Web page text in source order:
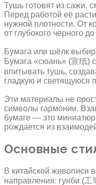
Тушь готовят из сажи,
Перед работой её
нужной плотности. От
от глубокого чёрного
Бумага или шёлк
Бумага «сюань» (宣纸)
впитывать тушь,
гладкую и светящуюся
Эти материалы не
символы гармонии.
бумаге — это
рождается из
Основные
В китайской живописи
направления: гунби (